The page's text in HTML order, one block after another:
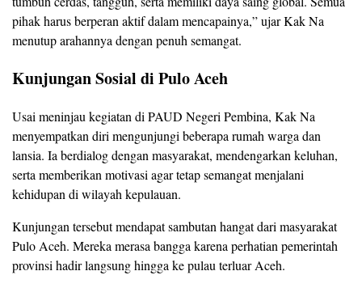
pihak harus berperan aktif dalam mencapainya,” ujar Kak Na
menutup arahannya dengan penuh semangat.
Kunjungan Sosial di Pulo Aceh
Usai meninjau kegiatan di PAUD Negeri Pembina, Kak Na
menyempatkan diri mengunjungi beberapa rumah warga dan
lansia. Ia berdialog dengan masyarakat, mendengarkan keluhan,
serta memberikan motivasi agar tetap semangat menjalani
kehidupan di wilayah kepulauan.
Kunjungan tersebut mendapat sambutan hangat dari masyarakat
Pulo Aceh. Mereka merasa bangga karena perhatian pemerintah
provinsi hadir langsung hingga ke pulau terluar Aceh.